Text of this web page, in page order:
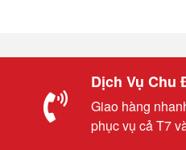
Dịch Vụ Chu
Giao hàng
phục vụ cả T7